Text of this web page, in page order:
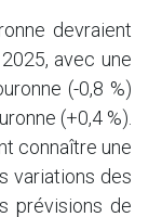
devraient
avec une
(-0,8 %)
(+0,4 %).
connaître une
variations des
prévisions de